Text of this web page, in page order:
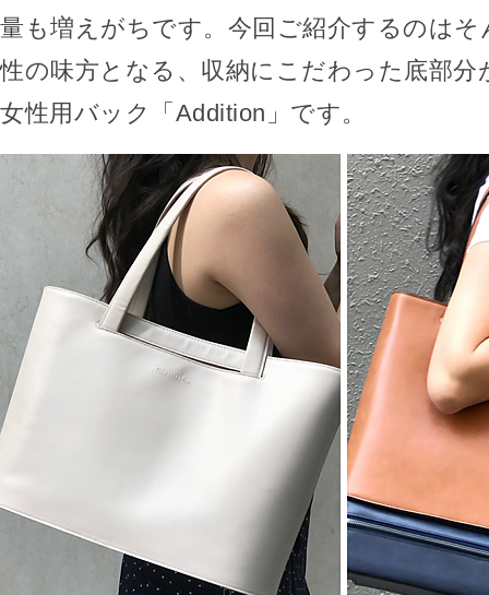
量も増えがちです。今回ご紹介するのはそ
性の味方となる、収納にこだわった底部分
女性用バック「Addition」です。